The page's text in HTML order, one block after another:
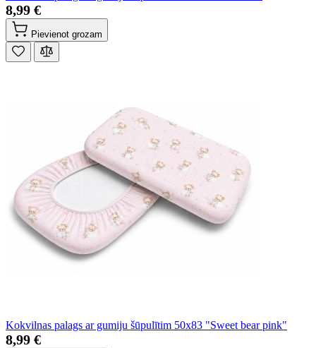
8,99 €
Pievienot grozam
Kokvilnas palags ar gumiju šūpulītim 50x83 "Sweet bear pink"
8,99 €